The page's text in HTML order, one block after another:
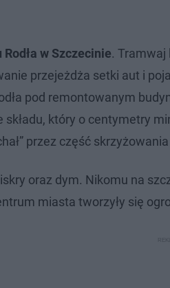
w Szczecinie. Tramwaj
przejeżdża setki aut i
pod remontowanym
składu, który o centymetry
przez część
oraz dym. Nikomu na
miasta tworzyły się